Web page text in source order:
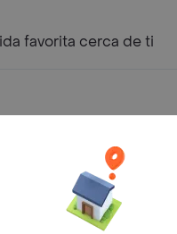
favorita cerca de ti